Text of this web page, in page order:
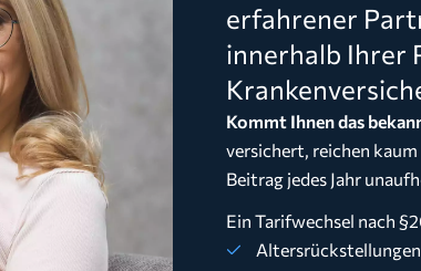
erfahrener
innerhalb Ihrer
Kommt Ihnen das
versichert, reichen
Beitrag jedes Jahr
Ein Tarifwechsel nach